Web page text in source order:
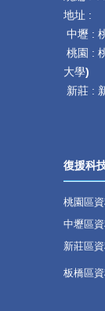
地址 :
中壢 :
桃園 :
大學)
新莊 :
復援科
桃園區
中壢區
新莊區
板橋區